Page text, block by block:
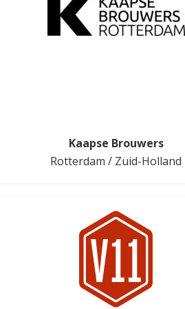
Kaapse Brouwers
Rotterdam / Zuid-Holland